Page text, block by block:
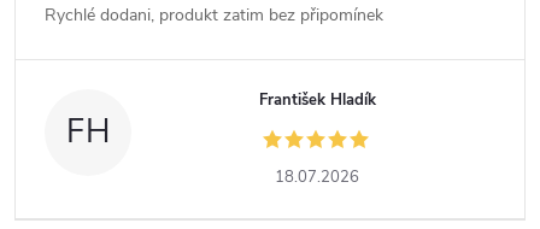
Rychlé dodani, produkt zatim bez připomínek
FH
František Hladík
18.07.2026